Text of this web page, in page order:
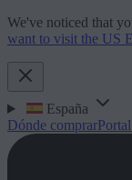
We've noticed that
want to visit the US
España
Dónde comprar